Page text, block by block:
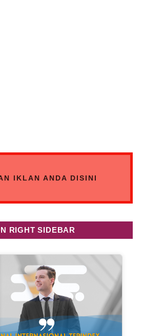
IKLAN ANDA DISINI
RIGHT SIDEBAR